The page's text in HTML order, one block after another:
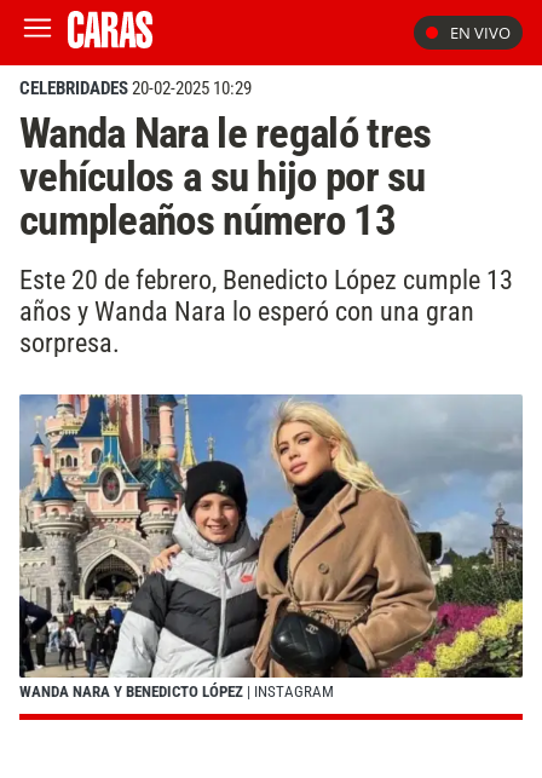
EN VIVO
CELEBRIDADES20-02-2025 10:29
Wanda Nara le regaló tres
vehículos a su hijo por su
cumpleaños número 13
Este 20 de febrero, Benedicto López cumple 13
años y Wanda Nara lo esperó con una gran
sorpresa.
WANDA NARA Y BENEDICTO LÓPEZ | INSTAGRAM